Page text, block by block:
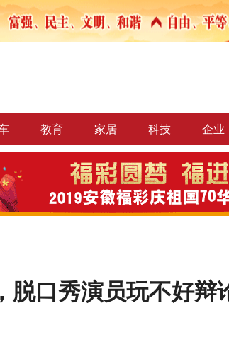
教育 家居 科技 企业
脱口秀演员玩不好辩